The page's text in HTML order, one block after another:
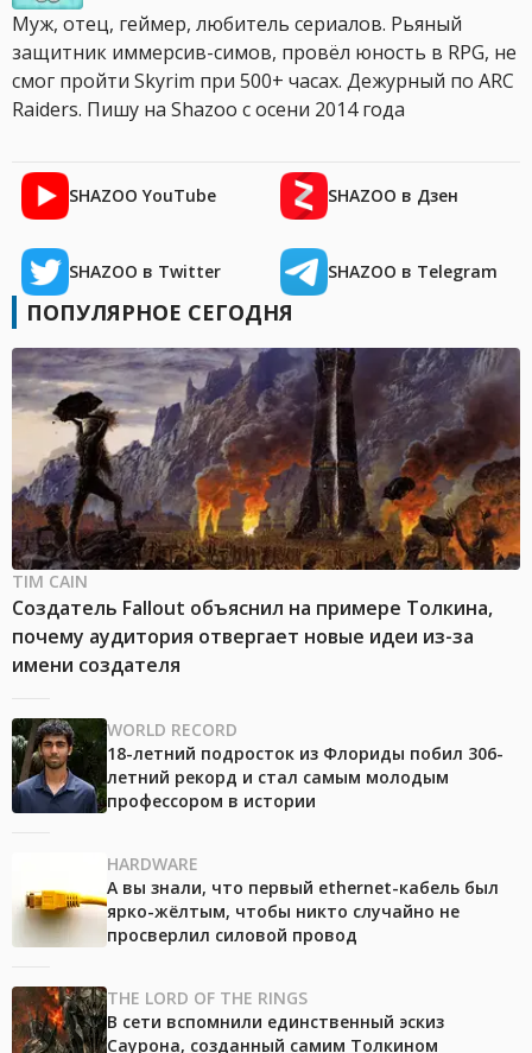
Муж, отец, геймер, любитель сериалов. Рьяный
защитник иммерсив-симов, провёл юность в RPG, не
смог пройти Skyrim при 500+ часах. Дежурный по ARC
Raiders. Пишу на Shazoo с осени 2014 года
SHAZOO YouTube SHAZOO в Дзен
SHAZOO в Twitter SHAZOO в Telegram
ПОПУЛЯРНОЕ СЕГОДНЯ
TIM CAIN
Создатель Fallout объяснил на примере Толкина,
почему аудитория отвергает новые идеи из-за
имени создателя
WORLD RECORD
18-летний подросток из Флориды побил 306-
летний рекорд и стал самым молодым
профессором в истории
HARDWARE
А вы знали, что первый ethernet-кабель был
ярко-жёлтым, чтобы никто случайно не
просверлил силовой провод
THE LORD OF THE RINGS
В сети вспомнили единственный эскиз
Саурона, созданный самим Толкином